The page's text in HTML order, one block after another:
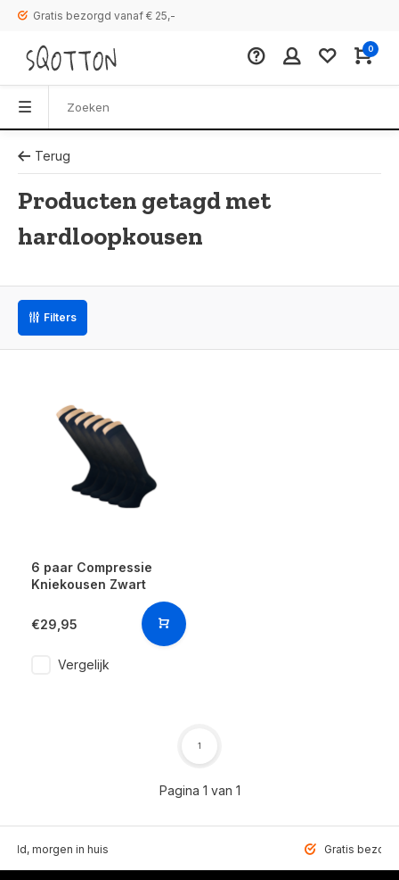
Gratis bezorgd vanaf € 25,-
0
Terug
Producten getagd met
hardloopkousen
Filters
6 paar Compressie
Kniekousen Zwart
€29,95
Vergelijk
Pagina 1 van 1
1
morgen in huis Gratis